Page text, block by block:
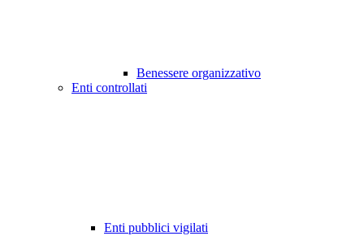
Benessere organizzativo
Enti controllati
Enti pubblici vigilati